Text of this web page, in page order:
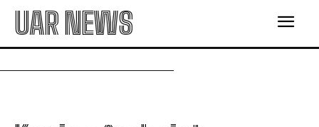
UAR NEWS